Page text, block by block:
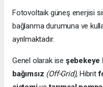
Fotovoltaik güneş enerjisi
bağlanma durumuna ve
ayrılmaktadır.
Genel olarak ise şebekeye
bağımsız (Off-Grid), Hibrit